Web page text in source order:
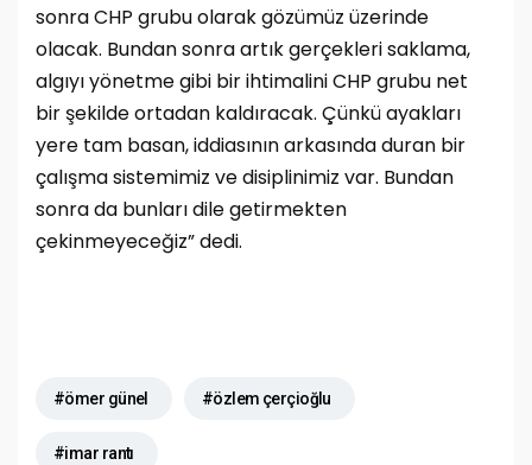
sonra CHP grubu olarak gözümüz üzerinde
olacak. Bundan sonra artık gerçekleri saklama,
algıyı yönetme gibi bir ihtimalini CHP grubu net
bir şekilde ortadan kaldıracak. Çünkü ayakları
yere tam basan, iddiasının arkasında duran bir
çalışma sistemimiz ve disiplinimiz var. Bundan
sonra da bunları dile getirmekten
çekinmeyeceğiz” dedi.
#ömer günel #özlem çerçioğlu
#imar rantı